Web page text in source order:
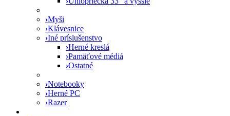
›Myši
›Klávesnice
›Iné príslušenstvo
›Herné kreslá
›Pamäťové médiá
›Ostatné
›Notebooky
›Herné PC
›Razer